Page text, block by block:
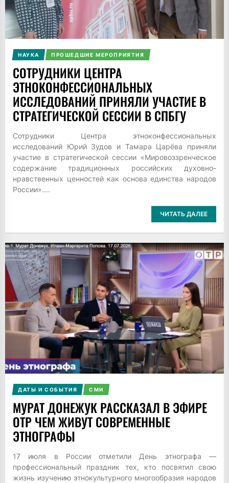
НАУКА ПРОШЕДШИЕ МЕРОПРИЯТИЯ
CОТРУДНИКИ ЦЕНТРА
ЭТНОКОНФЕССИОНАЛЬНЫХ
ИССЛЕДОВАНИЙ ПРИНЯЛИ УЧАСТИЕ В
СТРАТЕГИЧЕСКОЙ СЕССИИ В СПБГУ
Сотрудники Центра этноконфессиональных
исследований Юрий Зудов и Тамара Царёва приняли
участие в стратегической сессии «Мировоззренческое
содержание традиционных российских духовно-
нравственных ценностей как основа единства народов
России»....
ЧИТАТЬ ДАЛЕЕ
ДАТЫ И СОБЫТИЯ СМИ
МУРАТ ДОНЕЖУК РАССКАЗАЛ В ЭФИРЕ
ОТР ЧЕМ ЖИВУТ СОВРЕМЕННЫЕ
ЭТНОГРАФЫ
17 июля в России отметили День этнографа —
профессиональный праздник тех, кто посвятил свою
жизнь изучению этнокультурного многообразия народов